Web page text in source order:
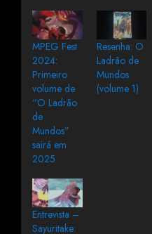
MPEG Fest
2024:
Primeiro
volume de
“O Ladrão
de
Mundos”
sairá em
2025
Resenha: O
Ladrão de
Mundos
(volume 1)
Entrevista –
Sayuritake: